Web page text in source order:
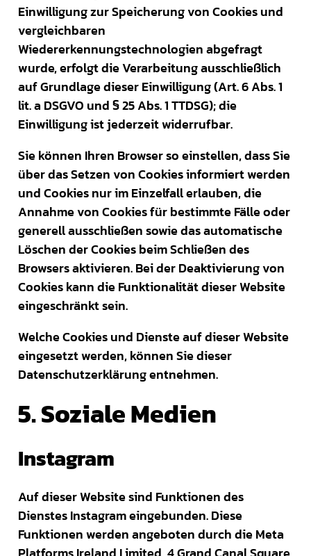
Einwilligung zur Speicherung von Cookies und
vergleichbaren
Wiedererkennungstechnologien abgefragt
wurde, erfolgt die Verarbeitung ausschließlich
auf Grundlage dieser Einwilligung (Art. 6 Abs. 1
lit. a DSGVO und § 25 Abs. 1 TTDSG); die
Einwilligung ist jederzeit widerrufbar.
Sie können Ihren Browser so einstellen, dass Sie
über das Setzen von Cookies informiert werden
und Cookies nur im Einzelfall erlauben, die
Annahme von Cookies für bestimmte Fälle oder
generell ausschließen sowie das automatische
Löschen der Cookies beim Schließen des
Browsers aktivieren. Bei der Deaktivierung von
Cookies kann die Funktionalität dieser Website
eingeschränkt sein.
Welche Cookies und Dienste auf dieser Website
eingesetzt werden, können Sie dieser
Datenschutzerklärung entnehmen.
5. Soziale Medien
Instagram
Auf dieser Website sind Funktionen des
Dienstes Instagram eingebunden. Diese
Funktionen werden angeboten durch die Meta